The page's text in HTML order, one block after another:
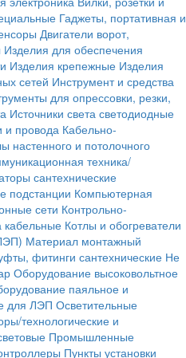
Гаджеты, портативная и
Двигатели ворот,
Изделия для обеспечения
Изделия крепежные Изделия
сетей Инструмент и средства
для опрессовки, резки,
Источники света светодиодные
и провода Кабельно-
настенного и потолочного
техника/
сантехнические
подстанции Компьютерная
сети Контрольно-
кабельные Котлы и обогреватели
Материал монтажный
фитинги сантехнические Не
Оборудование высоковольтное
паяльное и
для ЛЭП Осветительные
технологические и
Промышленные
Пункты установки